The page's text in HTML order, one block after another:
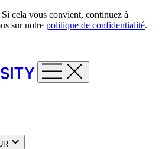
cela vous convient, continuez à
sur notre politique de confidentialité.